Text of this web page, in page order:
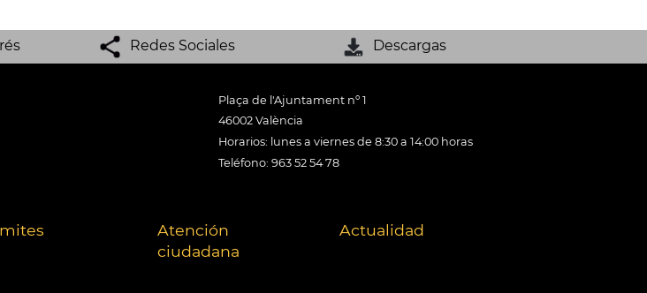
Redes Sociales Descargas
Plaça de l'Ajuntament nº 1
46002 València
Horarios: lunes a viernes de 8:30 a 14:00 horas
Teléfono: 963 52 54 78
Atención
ciudadana
Actualidad